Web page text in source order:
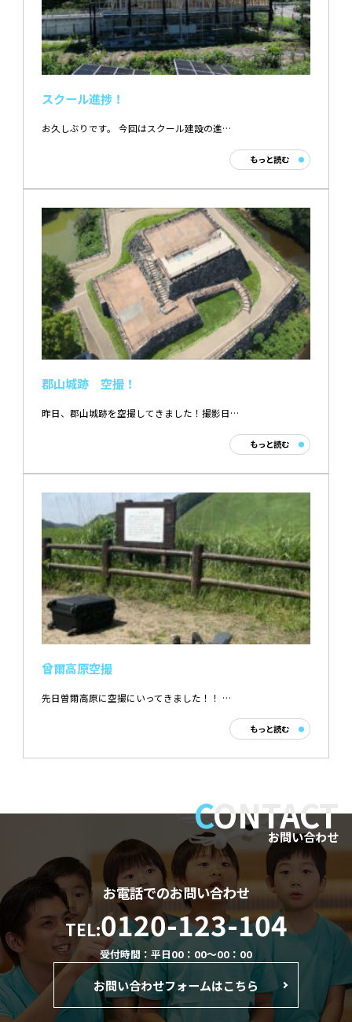
スクール進捗！
お久しぶりです。 今回はスクール建設の進…
もっと読む
郡山城跡 空撮！
昨日、郡山城跡を空撮してきました！撮影日…
もっと読む
曾爾高原空撮
先日曽爾高原に空撮にいってきました！！ …
もっと読む
CONTACT
お問い合わせ
お電話でのお問い合わせ
TEL:0120-123-104
受付時間：平日00：00～00：00
お問い合わせフォームはこちら